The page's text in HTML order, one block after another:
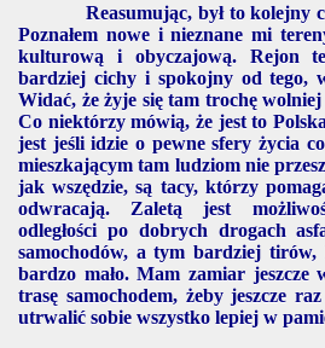
Reasumując, był to kolejny
Poznałem nowe i nieznane mi
kulturową i obyczajową. Rejon
bardziej cichy i spokojny od tego,
Widać, że żyje się tam trochę
Co niektórzy mówią, że jest to
jest jeśli idzie o pewne sfery życia
mieszkającym tam ludziom nie
jak wszędzie, są tacy, którzy
odwracają. Zaletą jest
odległości po dobrych drogach
samochodów, a tym bardziej tirów,
bardzo mało. Mam zamiar
trasę samochodem, żeby jeszcze
utrwalić sobie wszystko lepiej w